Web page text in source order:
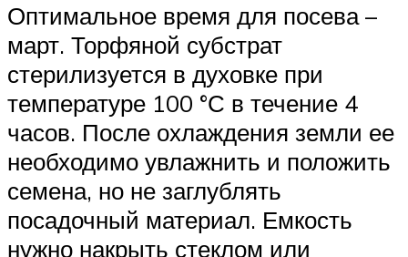
Оптимальное время для посева –
март. Торфяной субстрат
стерилизуется в духовке при
температуре 100 °С в течение 4
часов. После охлаждения земли ее
необходимо увлажнить и положить
семена, но не заглублять
посадочный материал. Емкость
нужно накрыть стеклом или